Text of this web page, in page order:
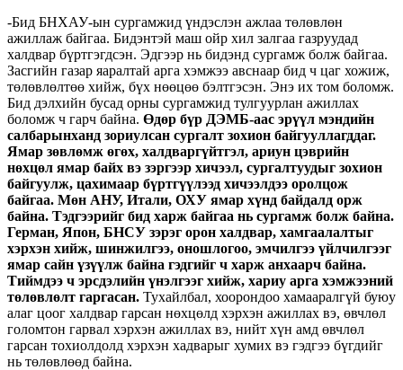
-Бид БНХАУ-ын сургамжид үндэслэн ажлаа төлөвлөн
ажиллаж байгаа. Бидэнтэй маш ойр хил залгаа газруудад
халдвар бүртгэгдсэн. Эдгээр нь бидэнд сургамж болж байгаа.
Засгийн газар яаралтай арга хэмжээ авснаар бид ч цаг хожиж,
төлөвлөлтөө хийж, бүх нөөцөө бэлтгэсэн. Энэ их том боломж.
Бид дэлхийн бусад орны сургамжид тулгуурлан ажиллах
боломж ч гарч байна. Өдөр бүр ДЭМБ-аас эрүүл мэндийн
салбарынханд зориулсан сургалт зохион байгууллагддаг.
Ямар зөвлөмж өгөх, халдваргүйтгэл, ариун цэврийн
нөхцөл ямар байх вэ зэргээр хичээл, сургалтуудыг зохион
байгуулж, цахимаар бүртгүүлээд хичээлдээ оролцож
байгаа. Мөн АНУ, Итали, ОХУ ямар хүнд байдалд орж
байна. Тэдгээрийг бид харж байгаа нь сургамж болж байна.
Герман, Япон, БНСУ зэрэг орон халдвар, хамгаалалтыг
хэрхэн хийж, шинжилгээ, оношлогоо, эмчилгээ үйлчилгээг
ямар сайн үзүүлж байна гэдгийг ч харж анхаарч байна.
Тиймдээ ч эрсдэлийн үнэлгээг хийж, хариу арга хэмжээний
төлөвлөлт гаргасан. Тухайлбал, хоорондоо хамааралгүй буюу
алаг цоог халдвар гарсан нөхцөлд хэрхэн ажиллах вэ, өвчлөл
голомтон гарвал хэрхэн ажиллах вэ, нийт хүн амд өвчлөл
гарсан тохиолдолд хэрхэн хадварыг хумих вэ гэдгээ бүгдийг
нь төлөвлөөд байна.